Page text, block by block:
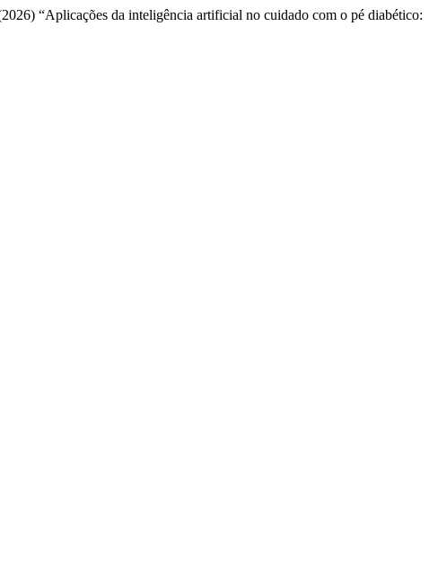
“Aplicações da inteligência artificial no cuidado com o pé diabético: